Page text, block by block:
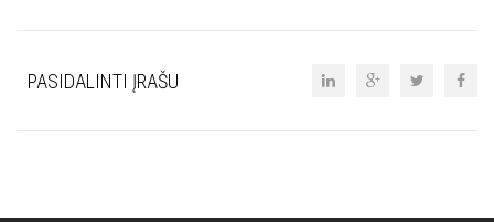
PASIDALINTI ĮRAŠU